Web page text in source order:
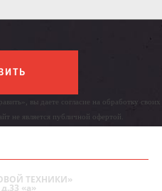
вы даете согласие на обработку своих
не является публичной офертой.
ТЕХНИКИ»
«а»